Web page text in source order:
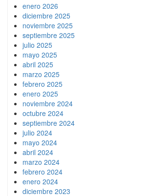
enero 2026
diciembre 2025
noviembre 2025
septiembre 2025
julio 2025
mayo 2025
abril 2025
marzo 2025
febrero 2025
enero 2025
noviembre 2024
octubre 2024
septiembre 2024
julio 2024
mayo 2024
abril 2024
marzo 2024
febrero 2024
enero 2024
diciembre 2023